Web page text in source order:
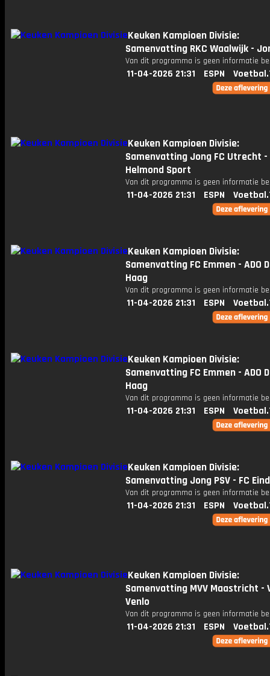
Keuken Kampioen Divisie:
Samenvatting RKC Waalwijk -
Van dit programma is geen informatie
11-04-2026 21:31 ESPN
Keuken Kampioen Divisie:
Samenvatting Jong FC Utrecht -
Helmond Sport
Van dit programma is geen informatie
11-04-2026 21:31 ESPN
Keuken Kampioen Divisie:
Samenvatting FC Emmen - ADO
Haag
Van dit programma is geen informatie
11-04-2026 21:31 ESPN
Keuken Kampioen Divisie:
Samenvatting FC Emmen - ADO
Haag
Van dit programma is geen informatie
11-04-2026 21:31 ESPN
Keuken Kampioen Divisie:
Samenvatting Jong PSV - FC
Van dit programma is geen informatie
11-04-2026 21:31 ESPN
Keuken Kampioen Divisie:
Samenvatting MVV Maastricht -
Venlo
Van dit programma is geen informatie
11-04-2026 21:31 ESPN